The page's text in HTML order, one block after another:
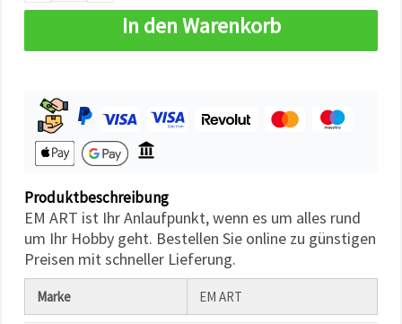
Impressum
Richtlinie
Alle
akzeptieren
Cookie-
In den Warenkorb
Produktbeschreibung
EM ART ist Ihr Anlaufpunkt, wenn es um alles rund
um Ihr Hobby geht. Bestellen Sie online zu günstigen
Preisen mit schneller Lieferung.
Marke EM ART